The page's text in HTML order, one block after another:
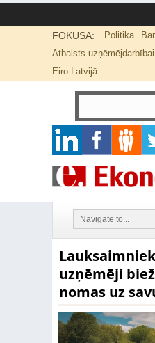
FOKUSĀ: Politika
Atbalsts uzņēmējdarbībai
Eiro Latvijā
uzņēmēji
nomas uz